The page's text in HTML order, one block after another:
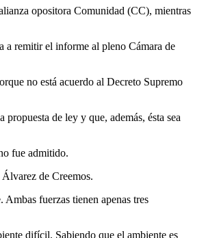
opositora Comunidad (CC), mientras
a remitir el informe al pleno Cámara de
no está acuerdo al Decreto Supremo
de ley y que, además, ésta sea
fue admitido.
de Creemos.
Ambas fuerzas tienen apenas tres
difícil. Sabiendo que el ambiente es